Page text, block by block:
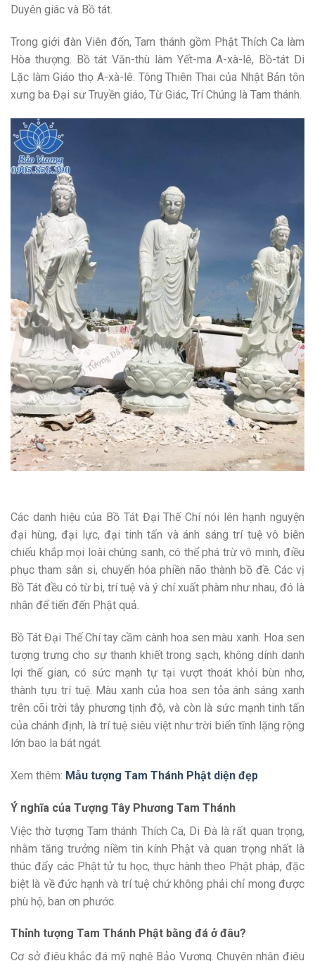
Duyên giác và Bồ tát.
Trong giới đàn Viên đốn, Tam thánh gồm Phật Thích Ca làm
Hòa thượng. Bồ tát Văn-thù làm Yết-ma A-xà-lê, Bồ-tát Di
Lặc làm Giáo thọ A-xà-lê. Tông Thiên Thai của Nhật Bản tôn
xưng ba Đại sư Truyền giáo, Từ Giác, Trí Chúng là Tam thánh.
Các danh hiệu của Bồ Tát Đại Thế Chí nói lên hạnh nguyện
đại hùng, đại lực, đại tinh tấn và ánh sáng trí tuệ vô biên
chiếu khắp mọi loài chúng sanh, có thể phá trừ vô minh, điều
phục tham sân si, chuyển hóa phiền não thành bồ đề. Các vị
Bồ Tát đều có từ bi, trí tuệ và ý chí xuất phàm như nhau, đó là
nhân để tiến đến Phật quả.
Bồ Tát Đại Thế Chí tay cầm cành hoa sen màu xanh. Hoa sen
tượng trưng cho sự thanh khiết trong sạch, không dính danh
lợi thế gian, có sức mạnh tự tại vượt thoát khỏi bùn nhơ,
thành tựu trí tuệ. Màu xanh của hoa sen tỏa ánh sáng xanh
trên cõi trời tây phương tịnh độ, và còn là sức mạnh tinh tấn
của chánh định, là trí tuệ siêu việt như trời biển tĩnh lặng rộng
lớn bao la bát ngát.
Xem thêm: Mẫu tượng Tam Thánh Phật diện đẹp
Ý nghĩa của Tượng Tây Phương Tam Thánh
Việc thờ tượng Tam thánh Thích Ca, Di Đà là rất quan trọng,
nhằm tăng trưởng niềm tin kính Phật và quan trọng nhất là
thúc đẩy các Phật tử tu học, thực hành theo Phật pháp, đặc
biệt là về đức hạnh và trí tuệ chứ không phải chỉ mong được
phù hộ, ban ơn phước.
Thỉnh tượng Tam Thánh Phật bằng đá ở đâu?
Cơ sở điêu khắc đá mỹ nghệ Bảo Vương. Chuyên nhận điêu